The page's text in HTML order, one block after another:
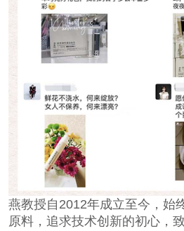
燕教授自2012年成立至今，始
原料，追求技术创新的初心，